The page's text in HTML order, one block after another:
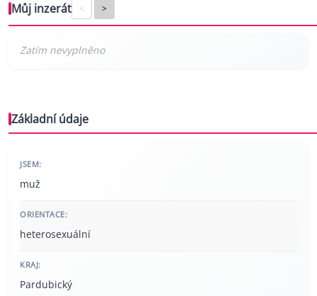
Můj inzerát < >
Základní údaje
JSEM:
muž
ORIENTACE:
heterosexuální
KRAJ:
Pardubický